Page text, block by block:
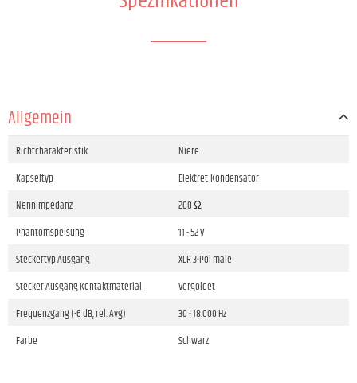
Allgemein
Richtcharakteristik
Niere
Kapseltyp
Elektret-Kondensator
Nennimpedanz
200 Ω
Phantomspeisung
11 - 52 V
Steckertyp Ausgang
XLR 3-Pol male
Stecker Ausgang Kontaktmaterial
Vergoldet
Frequenzgang (-6 dB, rel. Avg)
30 - 18.000 Hz
Farbe
Schwarz